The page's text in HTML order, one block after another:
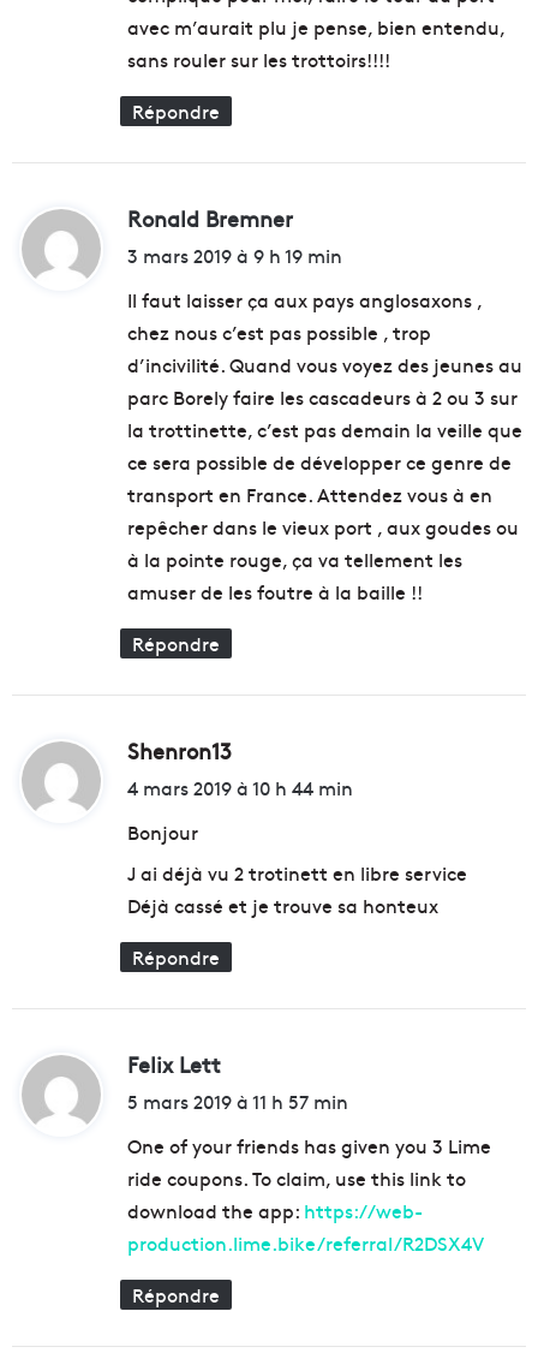
avec m’aurait plu je pense, bien entendu,
sans rouler sur les trottoirs!!!!
Répondre
Ronald Bremner
i
3 mars 2019 à 9 h 19 min
Il faut laisser ça aux pays anglosaxons ,
chez nous c’est pas possible , trop
d’incivilité. Quand vous voyez des jeunes au
parc Borely faire les cascadeurs à 2 ou 3 sur
la trottinette, c’est pas demain la veille que
ce sera possible de développer ce genre de
transport en France. Attendez vous à en
repêcher dans le vieux port , aux goudes ou
à la pointe rouge, ça va tellement les
amuser de les foutre à la baille !!
Répondre
Shenron13
:
4 mars 2019 à 10 h 44 min
Bonjour
J ai déjà vu 2 trotinett en libre service
Déjà cassé et je trouve sa honteux
Répondre
Felix Lett
i
5 mars 2019 à 11 h 57 min
One of your friends has given you 3 Lime
ride coupons. To claim, use this link to
download the app: https://web-
production.lime.bike/referral/R2DSX4V
Répondre